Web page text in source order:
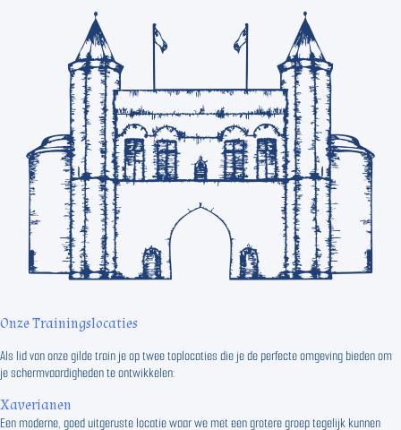
Onze Trainingslocaties
Als lid van onze gilde train je op twee toplocaties die je de perfecte omgeving bieden om
je schermvaardigheden te ontwikkelen:
Xaverianen
Een moderne, goed uitgeruste locatie waar we met een grotere groep tegelijk kunnen